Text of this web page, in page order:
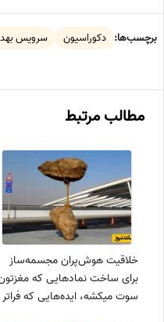
برچسب‌ها: دکوراسیون سرویس
مطالب مرتبط
خلاقیت هوش‌پران مجسمه‌ساز
برای ساخت نمادهایی که
سوت میکشه، ایده‌هایی که فراتر